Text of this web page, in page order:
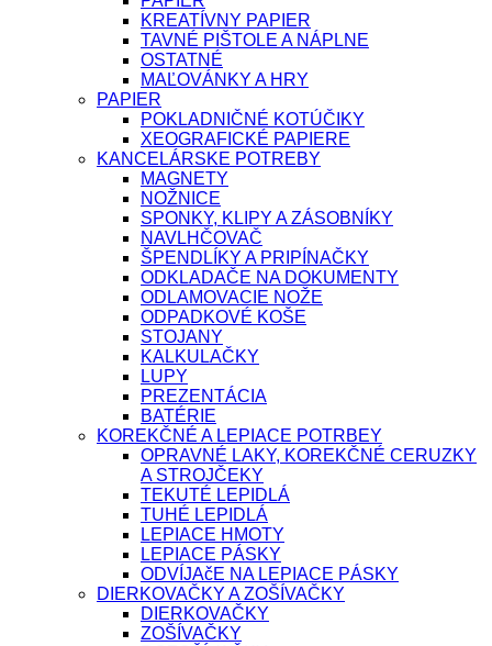
KREATÍVNY PAPIER
TAVNÉ PIŠTOLE A NÁPLNE
OSTATNÉ
MAĽOVÁNKY A HRY
PAPIER
POKLADNIČNÉ KOTÚČIKY
XEOGRAFICKÉ PAPIERE
KANCELÁRSKE POTREBY
MAGNETY
NOŽNICE
SPONKY, KLIPY A ZÁSOBNÍKY
NAVLHČOVAČ
ŠPENDLÍKY A PRIPÍNAČKY
ODKLADAČE NA DOKUMENTY
ODLAMOVACIE NOŽE
ODPADKOVÉ KOŠE
STOJANY
KALKULAČKY
LUPY
PREZENTÁCIA
BATÉRIE
KOREKČNÉ A LEPIACE POTRBEY
OPRAVNÉ LAKY, KOREKČNÉ CERUZKY
A STROJČEKY
TEKUTÉ LEPIDLÁ
TUHÉ LEPIDLÁ
LEPIACE HMOTY
LEPIACE PÁSKY
ODVÍJAčE NA LEPIACE PÁSKY
DIERKOVAČKY A ZOŠÍVAČKY
DIERKOVAČKY
ZOŠÍVAČKY